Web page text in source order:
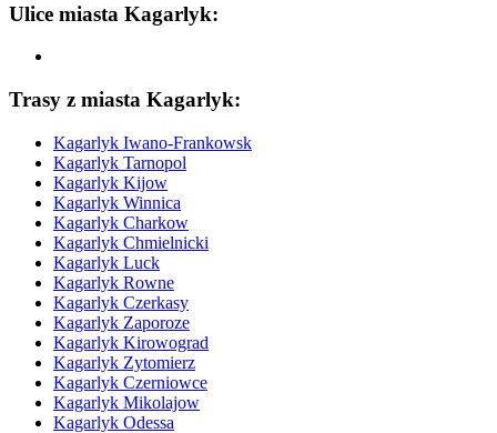
Ulice miasta Kagarlyk:
Trasy z miasta Kagarlyk:
Kagarlyk Iwano-Frankowsk
Kagarlyk Tarnopol
Kagarlyk Kijow
Kagarlyk Winnica
Kagarlyk Charkow
Kagarlyk Chmielnicki
Kagarlyk Luck
Kagarlyk Rowne
Kagarlyk Czerkasy
Kagarlyk Zaporoze
Kagarlyk Kirowograd
Kagarlyk Zytomierz
Kagarlyk Czerniowce
Kagarlyk Mikolajow
Kagarlyk Odessa